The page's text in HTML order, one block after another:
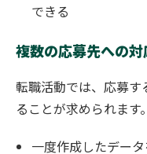
できる
複数の応募先への
転職活動では、応募
ることが求められます。
一度作成したデー